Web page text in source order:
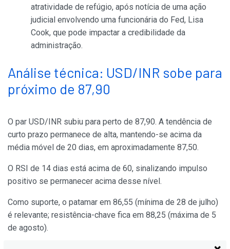
atratividade de refúgio, após notícia de uma ação
judicial envolvendo uma funcionária do Fed, Lisa
Cook, que pode impactar a credibilidade da
administração.
Análise técnica: USD/INR sobe para
próximo de 87,90
O par USD/INR subiu para perto de 87,90. A tendência de
curto prazo permanece de alta, mantendo-se acima da
média móvel de 20 dias, em aproximadamente 87,50.
O RSI de 14 dias está acima de 60, sinalizando impulso
positivo se permanecer acima desse nível.
Como suporte, o patamar em 86,55 (mínima de 28 de julho)
é relevante; resistência-chave fica em 88,25 (máxima de 5
de agosto).